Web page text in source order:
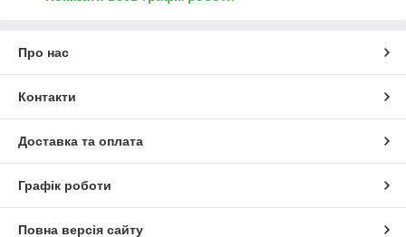
Про нас
Контакти
Доставка та оплата
Графік роботи
Повна версія сайту